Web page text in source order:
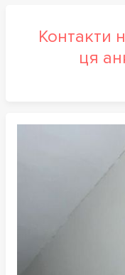
Контакти
ця